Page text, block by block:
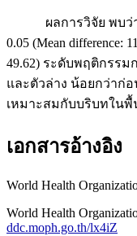
ผลการวิจัย พบว่า ห
0.05 (Mean
49.62) ระดับพฤติกรร
และตัวล่าง น้อยกว่าก่
เหมาะสมกับบริบทใน
เอกสารอ้างอิง
World Health
World Health
ddc.moph.go.th/lx4iZ